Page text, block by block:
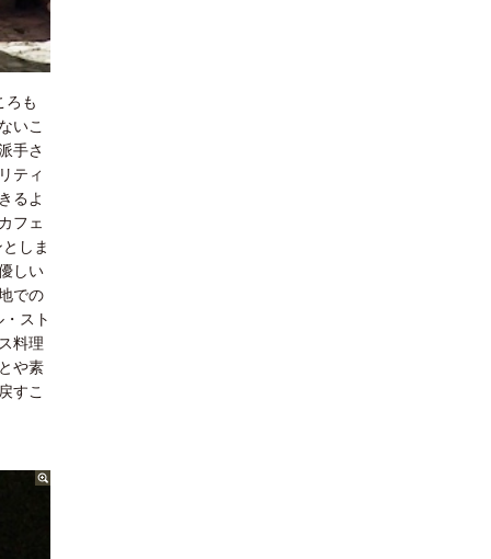
ろも
いこ
手さ
ティ
るよ
フェ
しま
しい
での
スト
料理
や素
すこ